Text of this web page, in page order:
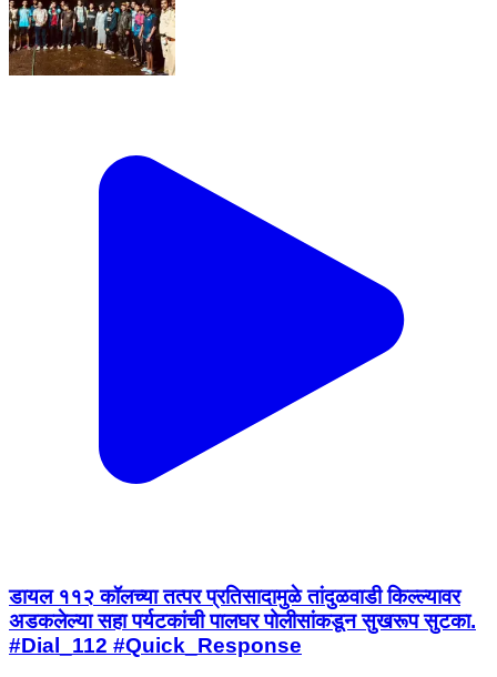
डायल ११२ कॉलच्या तत्पर प्रतिसादामुळे तांदुळवाडी किल्ल्यावर
अडकलेल्या सहा पर्यटकांची पालघर पोलीसांकडून सुखरूप सुटका.
#Dial_112 #Quick_Response